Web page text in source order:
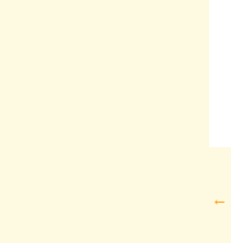
←